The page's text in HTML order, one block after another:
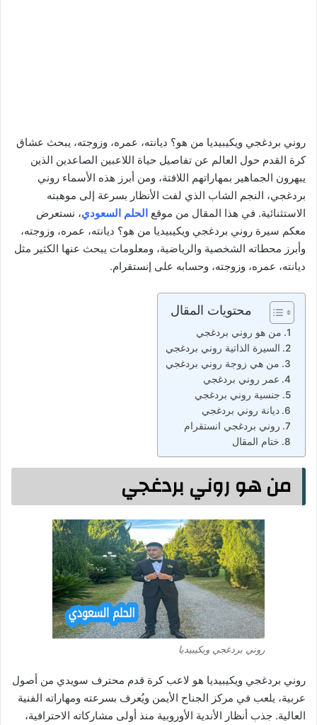
روني بردغجي ويكيبيديا من هو؟ ديانته، عمره، وزوجته، يبحث عشاق
كرة القدم حول العالم عن تفاصيل حياة اللاعبين الصاعدين الذين
يبهرون الجماهير بمهاراتهم اللافتة، ومن أبرز هذه الأسماء روني
بردغجي، النجم الشاب الذي لفت الأنظار بسرعة إلى موهبته
الاستثنائية. في هذا المقال من موقع الحلم السعودي، نستعرض
معكم سيرة روني بردغجي ويكيبيديا من هو؟ ديانته، عمره، وزوجته،
وأبرز محطاته الشخصية والرياضية، ومعلومات يبحث عنها الكثير مثل
ديانته، عمره، وزوجته، وحسابه على إنستقرام.
محتويات المقال
من هو روني بردغجي
السيرة الذاتية روني بردغجي
من هي زوجة روني بردغجي
عمر روني بردغجي
جنسية روني بردغجي
ديانة روني بردغجي
روني بردغجي انستقرام
ختام المقال
من هو روني بردغجي
روني بردغجي ويكيبيديا
روني بردغجي ويكيبيديا هو لاعب كرة قدم محترف سويدي من أصول
عربية، يلعب في مركز الجناح الأيمن ويُعرف بسرعته ومهاراته الفنية
العالية. جذب أنظار الأندية الأوروبية منذ أولى مشاركاته الاحترافية،